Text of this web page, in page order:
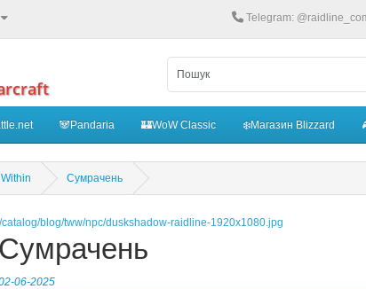
Telegram:
🐼Pandaria 🏰WoW Classic ❄️Магазин Blizzard
Сумрачень
Сумрачень
06-2025